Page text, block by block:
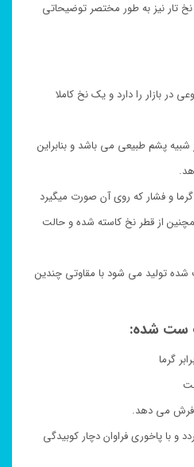
تار نیز به طور مختصر توضیحاتی
در بازار را دارد و یک نخ کاملا
پشم طبیعی می باشد و بنابراین
و فشار که روی آن صورت میگیرد
از قطر نخ کاسته شده و حالت
تولید می شود با مقاوتی چندین
ست شده:
و با پاخوری فراوان دچار کوبیدگی